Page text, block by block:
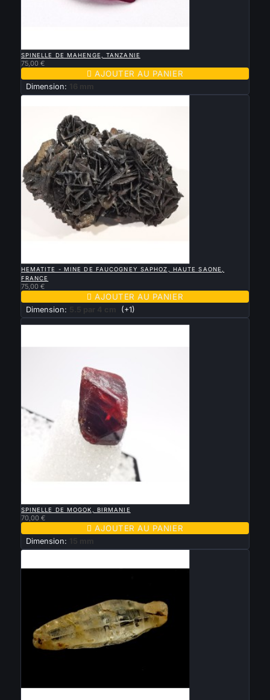
SPINELLE DE MAHENGE, TANZANIE
75,00 €
 AJOUTER AU PANIER
Dimension: 16 mm
HEMATITE - MINE DE FAUCOGNEY SAPHOZ, HAUTE SAONE,
FRANCE
75,00 €
 AJOUTER AU PANIER
Dimension: 5.5 par 4 cm (+1)
Nouveau
SPINELLE DE MOGOK, BIRMANIE
70,00 €
 AJOUTER AU PANIER
Dimension: 15 mm